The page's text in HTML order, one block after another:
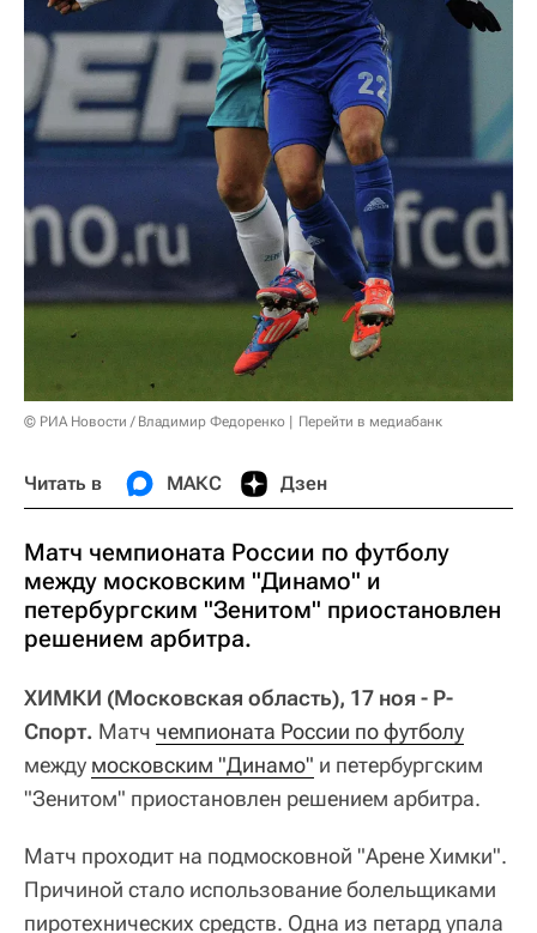
© РИА Новости / Владимир Федоренко Перейти в медиабанк
Читать в МАКС Дзен
Матч чемпионата России по футболу
между московским "Динамо" и
петербургским "Зенитом" приостановлен
решением арбитра.
ХИМКИ (Московская область), 17 ноя - Р-
Спорт. Матч чемпионата России по футболу
между московским "Динамо" и петербургским
"Зенитом" приостановлен решением арбитра.
Матч проходит на подмосковной "Арене Химки".
Причиной стало использование болельщиками
пиротехнических средств. Одна из петард упала